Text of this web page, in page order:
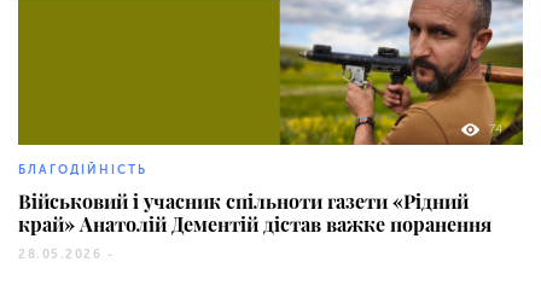
74
БЛАГОДІЙНІСТЬ
Військовий і учасник спільноти газети «Рідний
край» Анатолій Дементій дістав важке поранення
28.05.2026 -